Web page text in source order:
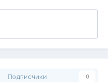
Подписчики 0